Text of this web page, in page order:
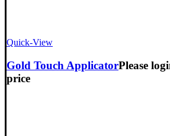
Quick-View
Gold Touch ApplicatorPlease
price